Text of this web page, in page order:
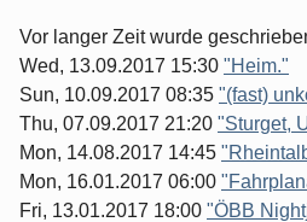
Vor langer Zeit wurde
Wed, 13.09.2017 15:30 "Heim."
Sun, 10.09.2017 08:35 "(fast)
Thu, 07.09.2017 21:20 "Sturget,
Mon, 14.08.2017 14:45
Mon, 16.01.2017 06:00
Fri, 13.01.2017 18:00 "ÖBB